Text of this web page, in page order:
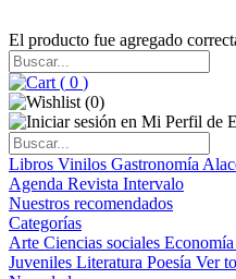
El producto fue agregado
( 0 )
(0)
Libros Vinilos Gastronomía
Agenda Revista Intervalo
Nuestros recomendados
Categorías
Arte Ciencias sociales Economía
Juveniles Literatura Poesía Ver